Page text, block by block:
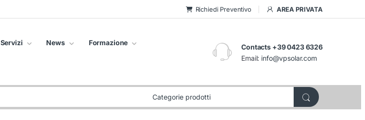
Richiedi Preventivo AREA PRIVATA
Servizi News Formazione
Contacts +39 0423 6326
Email: info@vpsolar.com